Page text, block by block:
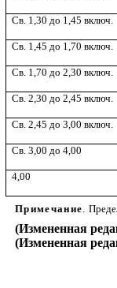
Св. 1,30 до 1,45включ.
Св. 1,45 до 1,70включ.
Св. 1,70 до 2,30включ.
Св. 2,30 до 2,45включ.
Св. 2,45 до 3,00включ.
Св. 3,00 до 4,00
4,00
Примечание
(Измененная
(Измененная